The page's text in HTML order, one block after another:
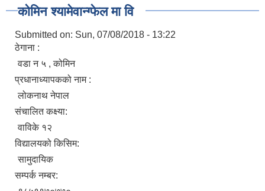
कोमिन श्यामेवान्ग्फेल मा वि
Submitted on: Sun, 07/08/2018 - 13:22
ठेगाना :
वडा न ५ , कोमिन
प्रधानाध्यापकको नाम :
लोकनाथ नेपाल
संचालित कक्ष्या:
वाविके १२
विद्यालयको किसिम:
सामुदायिक
सम्पर्क नम्बर: